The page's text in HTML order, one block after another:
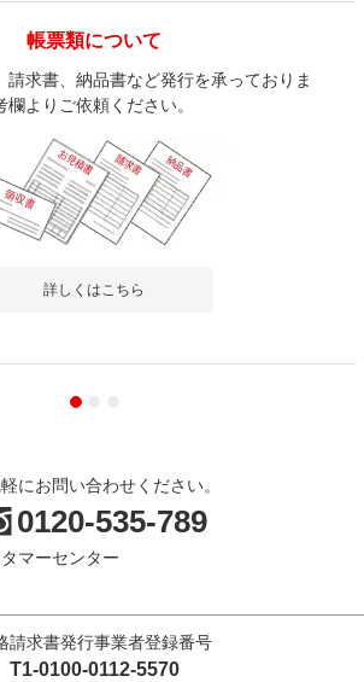
帳票類について
請求書、納品書など発行を承っておりま
よりご依頼ください。
詳しくはこちら
にお問い合わせください。
0120-535-789
マーセンター
請求書発行事業者登録番号
T1-0100-0112-5570